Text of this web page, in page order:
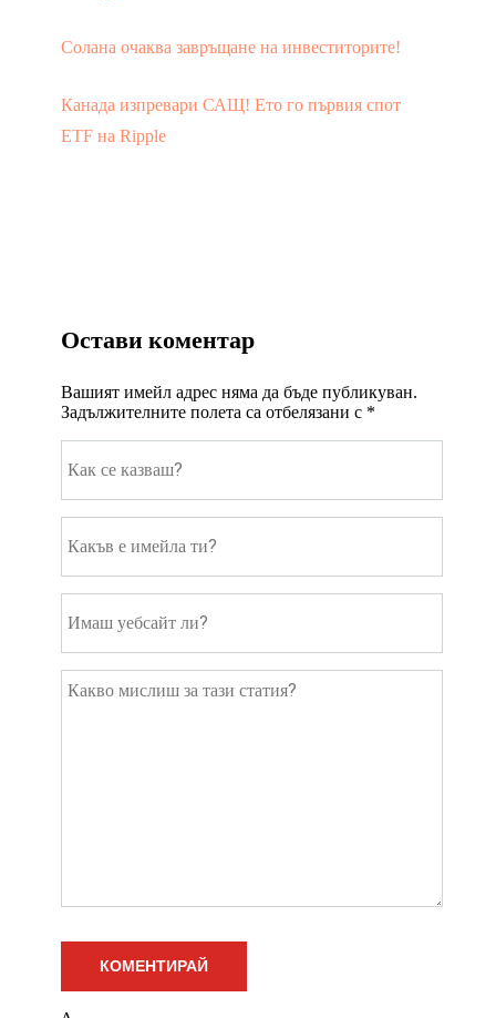
Солана очаква завръщане на инвеститорите!
Канада изпревари САЩ! Ето го първия спот
ETF на Ripple
Остави коментар
Вашият имейл адрес няма да бъде публикуван.
Задължителните полета са отбелязани с *